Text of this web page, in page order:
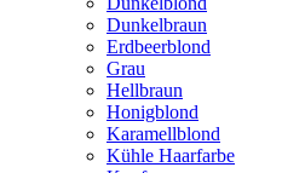
Dunkelbraun
Erdbeerblond
Grau
Hellbraun
Honigblond
Karamellblond
Kühle Haarfarbe